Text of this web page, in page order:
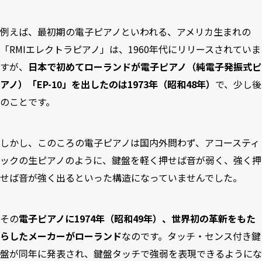
例えば、最初期の電子ピアノといわれる、アメリカ生まれの
「RMIエレクトラピアノ」は、1960年代にリリースされていま
すが、 日本で初めてローランドが電子ピアノ（純電子発振式ピ
アノ）「EP-10」を出したのは1973年（昭和48年） で、少し後
のことです。
しかし、このころの電子ピアノは国内外問わず、アコースティ
ックの生ピアノのように、鍵盤を軽く押せば音が弱く、強く押
せば音が強く出るといった構造になっていませんでした。
その電子ピアノに1974年（昭和49年）、世界初の革新をもた
らしたメーカーがローランドなのです。タッチ・センス付き鍵
盤が同年に発表され、鍵盤タッチで強弱を表現できるようにな